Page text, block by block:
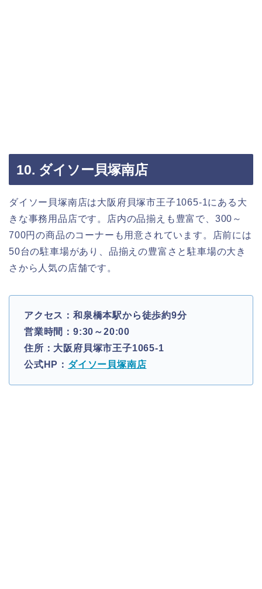
10. ダイソー貝塚南店
ダイソー貝塚南店は大阪府貝塚市王子1065-1にある大
きな事務用品店です。店内の品揃えも豊富で、300～
700円の商品のコーナーも用意されています。店前には
50台の駐車場があり、品揃えの豊富さと駐車場の大き
さから人気の店舗です。
アクセス：和泉橋本駅から徒歩約9分
営業時間：9:30～20:00
住所：大阪府貝塚市王子1065-1
公式HP： ダイソー貝塚南店